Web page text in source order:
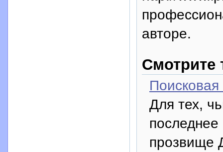
авторе.
Смотрите
Для тех,
прозвище